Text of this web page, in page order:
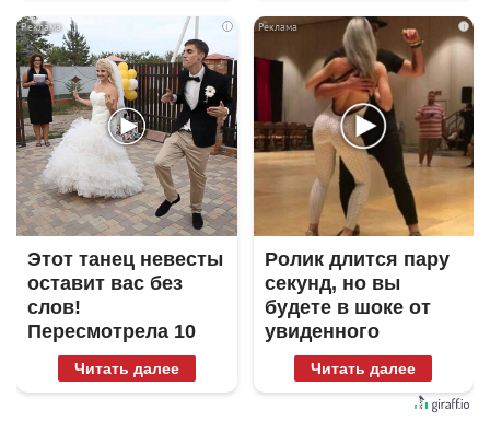
i
Этот танец невесты
оставит вас без
слов!
Пересмотрела 10
раз
Читать далее
i
Ролик длится пару
секунд, но вы
будете в шоке от
увиденного
Читать далее